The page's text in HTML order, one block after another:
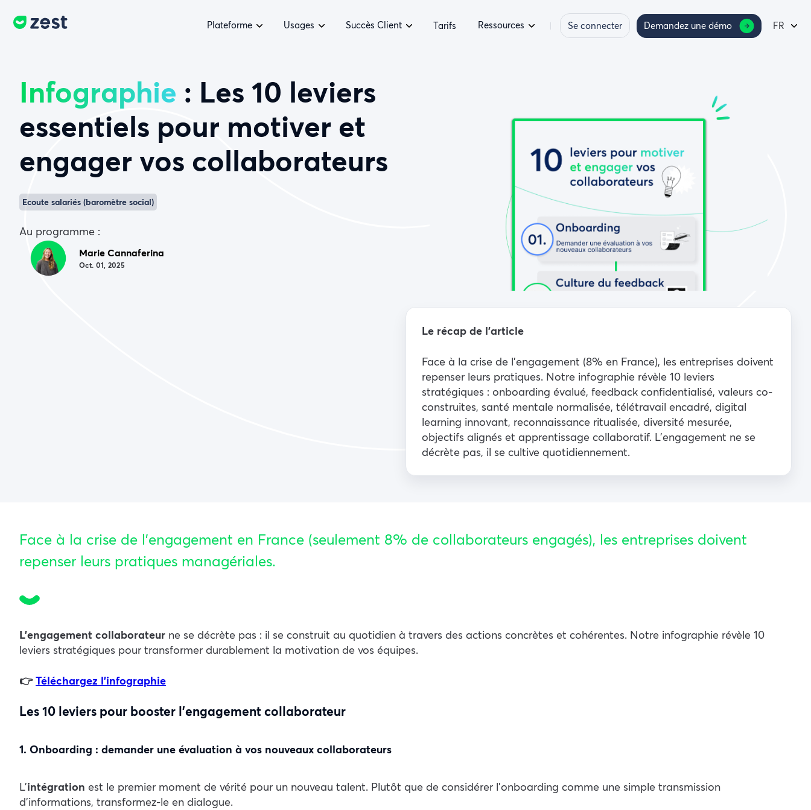
Plateforme Usages Succès Client Tarifs Ressources Se connecter Demandez une démo FR
Infographie : Les 10 leviers
essentiels pour motiver et
engager vos collaborateurs
Ecoute salariés (baromètre social)
Au programme :
Marie Cannaferina
Oct. 01, 2025
Le récap de l’article
Face à la crise de l’engagement (8% en France), les entreprises doivent
repenser leurs pratiques. Notre infographie révèle 10 leviers
stratégiques : onboarding évalué, feedback confidentialisé, valeurs co-
construites, santé mentale normalisée, télétravail encadré, digital
learning innovant, reconnaissance ritualisée, diversité mesurée,
objectifs alignés et apprentissage collaboratif. L’engagement ne se
décrète pas, il se cultive quotidiennement.
Face à la crise de l’engagement en France (seulement 8% de collaborateurs engagés), les entreprises doivent
repenser leurs pratiques managériales.
L’engagement collaborateur ne se décrète pas : il se construit au quotidien à travers des actions concrètes et cohérentes. Notre infographie révèle 10
leviers stratégiques pour transformer durablement la motivation de vos équipes.
👉Téléchargez l’infographie
Les 10 leviers pour booster l’engagement collaborateur
1. Onboarding : demander une évaluation à vos nouveaux collaborateurs
L’intégration est le premier moment de vérité pour un nouveau talent. Plutôt que de considérer l’onboarding comme une simple transmission
d’informations, transformez-le en dialogue.